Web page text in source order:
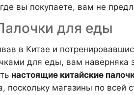
вы покупаете, вам не
для еды
в Китае и
для еды, вам наверняка
настоящие китайские
поскольку магазины по всей